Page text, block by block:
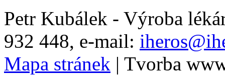
Petr Kubálek - Výroba
932 448, e-mail:
Mapa stránek | Tvorba